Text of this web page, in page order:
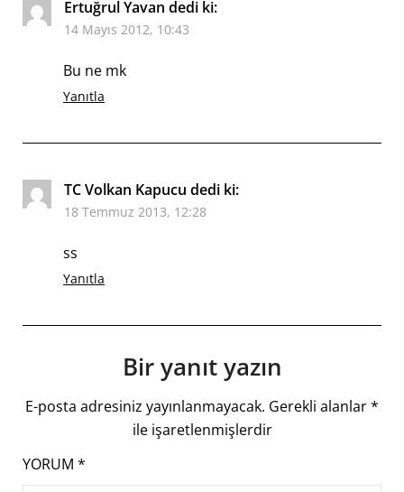
Ertuğrul Yavan dedi ki:
14 Mayıs 2012, 10:43
Bu ne mk
Yanıtla
TC Volkan Kapucu dedi ki:
18 Temmuz 2013, 12:28
ss
Yanıtla
Bir yanıt yazın
E-posta adresiniz yayınlanmayacak. Gerekli alanlar*
ile işaretlenmişlerdir
YORUM *